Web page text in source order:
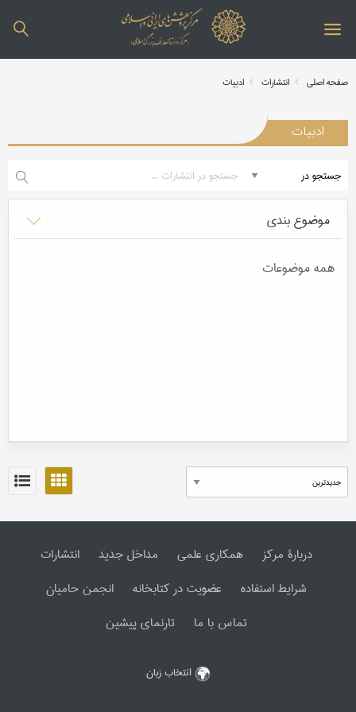
صفحه اصلی انتشارات ادبیات
ادبیات
موضوع بندی
همه موضوعات
دربارۀ مرکز همکاری علمی مداخل جدید
انتشارات
شرایط استفاده
عضویت در کتابخانه
انجمن حامیان
تماس با ما
تارنمای پیشین
انتخاب زبان